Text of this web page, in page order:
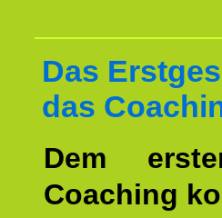
Das
das
Dem
Coaching